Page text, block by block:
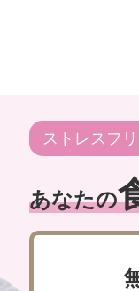
ストレスフ
あなたの